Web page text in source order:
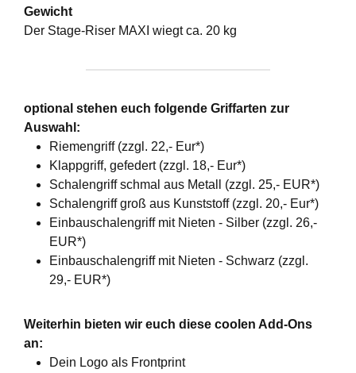
Gewicht
Der Stage-Riser MAXI wiegt ca. 20 kg
optional stehen euch folgende Griffarten zur
Auswahl:
Riemengriff (zzgl. 22,- Eur*)
Klappgriff, gefedert (zzgl. 18,- Eur*)
Schalengriff schmal aus Metall (zzgl. 25,- EUR*)
Schalengriff groß aus Kunststoff (zzgl. 20,- Eur*)
Einbauschalengriff mit Nieten - Silber (zzgl. 26,-
EUR*)
Einbauschalengriff mit Nieten - Schwarz (zzgl.
29,- EUR*)
Weiterhin bieten wir euch diese coolen Add-Ons
an:
Dein Logo als Frontprint